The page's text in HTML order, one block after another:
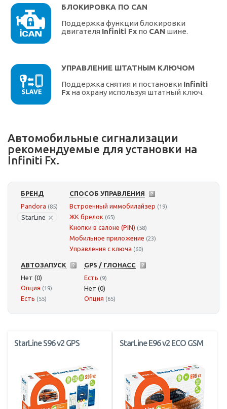
БЛОКИРОВКА ПО CAN
Поддержка функции блокировки
двигателя Infiniti Fx по CAN шине.
УПРАВЛЕНИЕ ШТАТНЫМ КЛЮЧОМ
Поддержка снятия и постановки Infiniti
Fx на охрану используя штатный ключ.
Автомобильные сигнализации
рекомендуемые для установки на
Infiniti Fx.
БРЕНД
Pandora (85)
StarLine
СПОСОБ УПРАВЛЕНИЯ
Встроенный иммобилайзер (19)
ЖК брелок (65)
Кнопки в салоне (PIN) (58)
Мобильное приложение (23)
Управления с ключа (60)
АВТОЗАПУСК
Нет (0)
Опция (19)
Есть (55)
GPS / ГЛОНАСС
Есть (9)
Нет (0)
Опция (65)
StarLine S96 v2 GPS StarLine E96 v2 ECO GSM